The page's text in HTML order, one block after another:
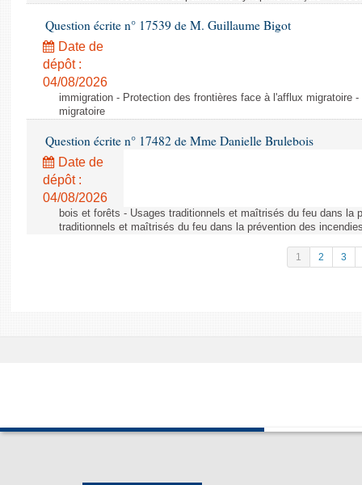
Question écrite n° 17539 de M. Guillaume Bigot
Date de
dépôt :
04/08/2026
immigration - Protection des frontières face à l'afflux migratoire
migratoire
Question écrite n° 17482 de Mme Danielle Brulebois
Date de
dépôt :
04/08/2026
bois et forêts - Usages traditionnels et maîtrisés du feu dans la
traditionnels et maîtrisés du feu dans la prévention des
1 2 3